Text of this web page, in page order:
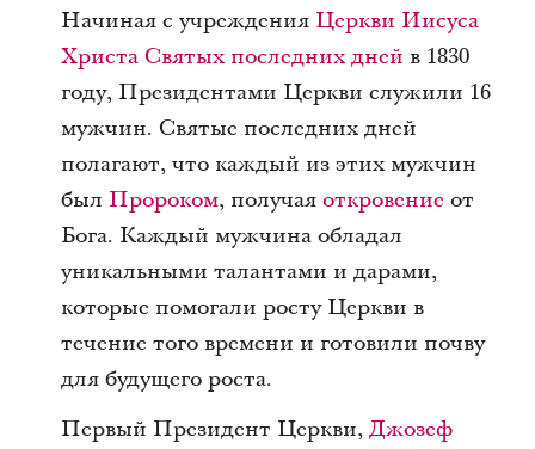
Начиная с учреждения Церкви Иисуса
Христа Святых последних дней в 1830
году, Президентами Церкви служили 16
мужчин. Святые последних дней
полагают, что каждый из этих мужчин
был Пророком, получая откровение от
Бога. Каждый мужчина обладал
уникальными талантами и дарами,
которые помогали росту Церкви в
течение того времени и готовили почву
для будущего роста.
Первый Президент Церкви, Джозеф